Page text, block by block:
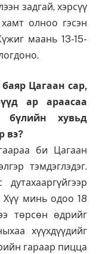
задгай, хэрсүү
олноо гэсэн
маань 13-15-
Цагаан сар,
ар араасаа
бүлийн хувьд
вэ?
би Цагаан
тэмдэглэдэг.
Хүү минь одоо 18
төрсөн өдрийг
хүүхдүүдийг
гараар пицца